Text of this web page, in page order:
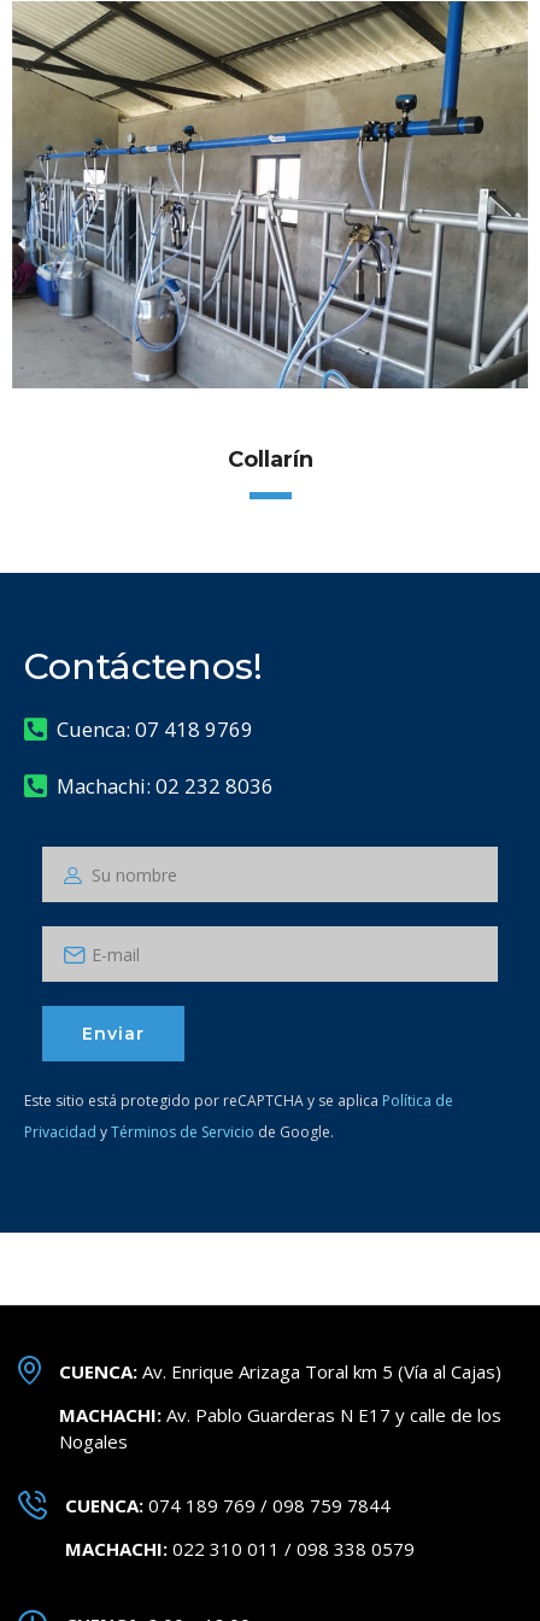
Collarín
Contáctenos!
Cuenca: 07 418 9769
Machachi: 02 232 8036
Enviar
Este sitio está protegido por reCAPTCHA y se aplica Política de
Privacidad yTérminos de Servicio de Google.
CUENCA: Av. Enrique Arizaga Toral km 5 (Vía al Cajas)
MACHACHI: Av. Pablo Guarderas N E17 y calle de los
Nogales
CUENCA: 074 189 769 / 098 759 7844
MACHACHI: 022 310 011 / 098 338 0579